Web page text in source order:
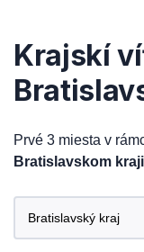
Krajskí
Prvé 3 miesta v
Bratislavskom kraji